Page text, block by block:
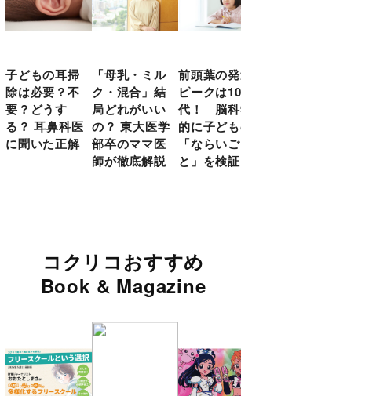
子どもの耳掃
除は必要？不
要？どうす
る？ 耳鼻科医
に聞いた正解
「母乳・ミル
ク・混合」結
局どれがいい
の？ 東大医学
部卒のママ医
師が徹底解説
前頭葉の発達
ピークは10
代！ 脳科学
的に子どもの
「ならいご
と」を検証
コクリコおすすめ
Book & Magazine